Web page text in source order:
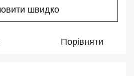
швидко
Порівняти